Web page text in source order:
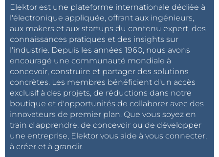
Elektor est une plateforme internationale dédiée à
l'électronique appliquée, offrant aux ingénieurs,
aux makers et aux startups du contenu expert, des
connaissances pratiques et des insights sur
l'industrie. Depuis les années 1960, nous avons
encouragé une communauté mondiale à
concevoir, construire et partager des solutions
concrètes. Les membres bénéficient d'un accès
exclusif à des projets, de réductions dans notre
boutique et d'opportunités de collaborer avec des
innovateurs de premier plan. Que vous soyez en
train d'apprendre, de concevoir ou de développer
une entreprise, Elektor vous aide à vous connecter,
à créer et à grandir.